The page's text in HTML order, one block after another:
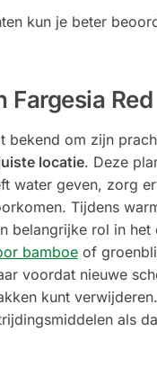
kun je beter
Fargesia
bekend om zijn
locatie. Deze
water geven, zorg
Tijdens
belangrijke rol in
bamboeof
voordat nieuwe
kunt
als